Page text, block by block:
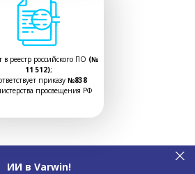
в реестр российского ПО (№
11 512);
приказу №838
просвещения РФ
ИИ в Varwin!